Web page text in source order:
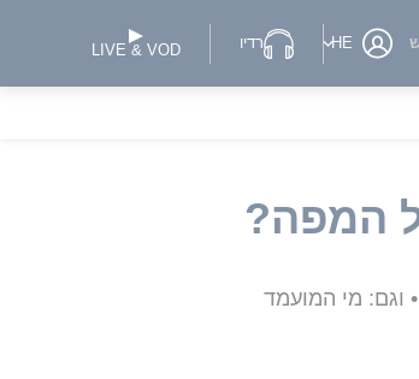
HE רדיו LIVE & VOD
וגם: מי המועמד